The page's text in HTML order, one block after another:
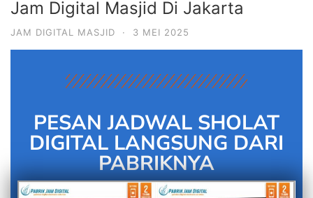
Jam Digital Masjid Di Jakarta
JAM DIGITAL MASJID · 3 MEI 2025
PESAN JADWAL SHOLAT
DIGITAL LANGSUNG DARI
PABRIKNYA